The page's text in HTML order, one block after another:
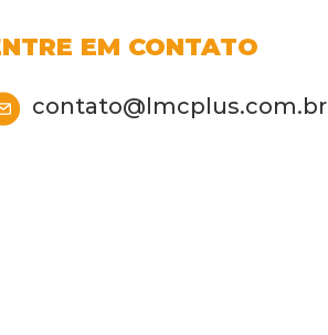
EM CONTATO
contato@lmcplus.com.br